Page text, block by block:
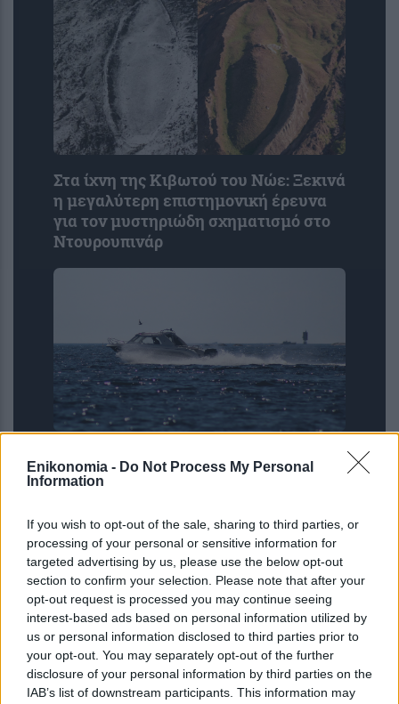
Enikonomia - Do Not Process My Personal
Information
If you wish to opt-out of the sale, sharing to third parties, or
processing of your personal or sensitive information for
targeted advertising by us, please use the below opt-out
section to confirm your selection. Please note that after your
opt-out request is processed you may continue seeing
interest-based ads based on personal information utilized by
us or personal information disclosed to third parties prior to
your opt-out. You may separately opt-out of the further
disclosure of your personal information by third parties on the
IAB’s list of downstream participants. This information may
Στα ίχνη της Κιβωτού του Νώε: Ξεκινά
η μεγαλύτερη επιστημονική έρευνα
για τον μυστηριώδη σχηματισμό στο
Ντουρουπινάρ
Μάλια: «Για 15 λεπτά της κάναμε
ΚΑΡΠΑ» – Συγκλονίζουν οι μαρτυρίες
μπροστά στα παιδιά τ...